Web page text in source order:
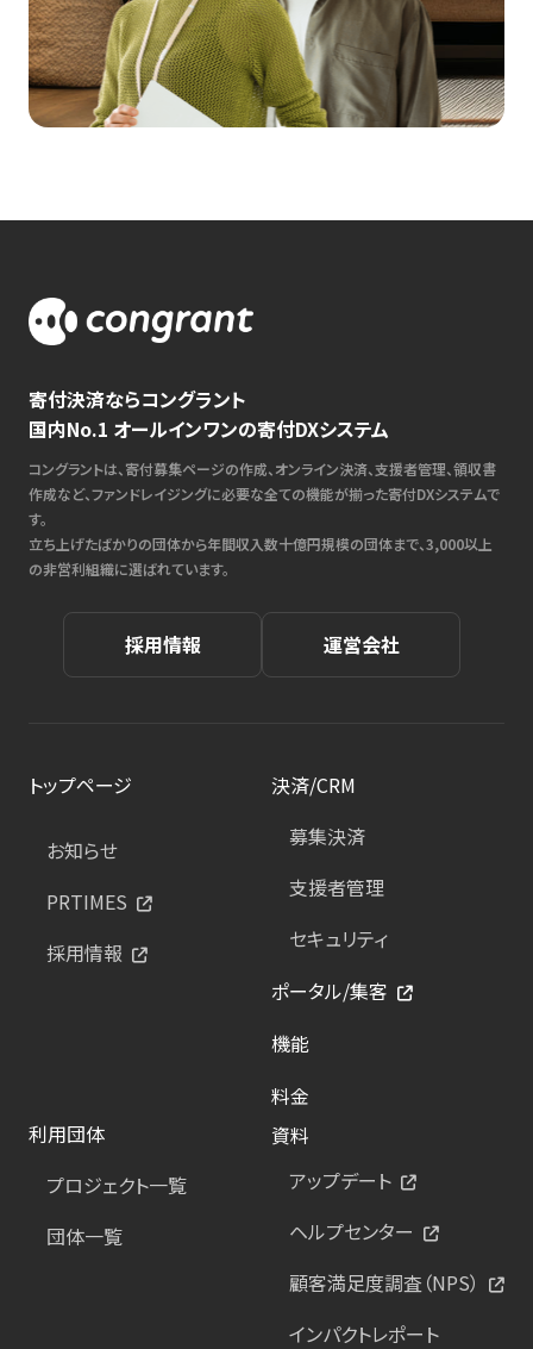
寄付決済ならコングラント
国内No.1 オールインワンの寄付DXシステム
コングラントは、寄付募集ページの作成、オンライン決済、支援者管理、領収書
作成など、ファンドレイジングに必要な全ての機能が揃った寄付DXシステムで
す。
立ち上げたばかりの団体から年間収入数十億円規模の団体まで、3,000以上
の非営利組織に選ばれています。
採用情報 運営会社
トップページ
お知らせ
PRTIMES
採用情報
決済/CRM
募集決済
支援者管理
セキュリティ
ポータル/集客
機能
料金
利用団体
プロジェクト一覧
団体一覧
資料
アップデート
ヘルプセンター
顧客満足度調査（NPS）
インパクトレポート